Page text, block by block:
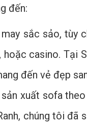
đến:
sắc sảo, tùy
casino. Tại
đến vẻ đẹp
xuất sofa
chúng tôi